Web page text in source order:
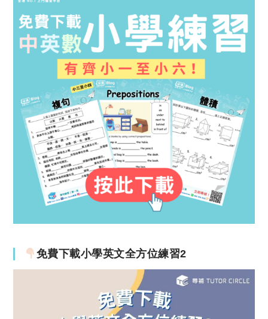
免費下載小學英文全方位練習2